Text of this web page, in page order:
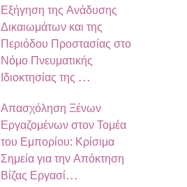
Εξήγηση της Ανάδυσης
Δικαιωμάτων και της
Περιόδου Προστασίας στο
Νόμο Πνευματικής
Ιδιοκτησίας της …
Απασχόληση Ξένων
Εργαζομένων στον Τομέα
του Εμπορίου: Κρίσιμα
Σημεία για την Απόκτηση
Βίζας Εργασί…